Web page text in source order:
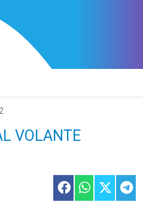
VOLANTE